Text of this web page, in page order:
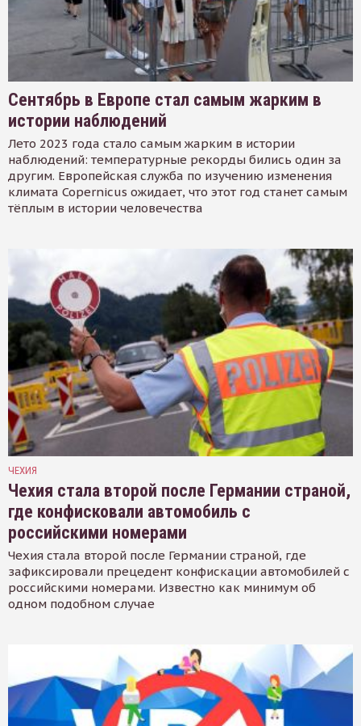
Сентябрь в Европе стал самым жарким в
истории наблюдений
Лето 2023 года стало самым жарким в истории
наблюдений: температурные рекорды бились один за
другим. Европейская служба по изучению изменения
климата Copernicus ожидает, что этот год станет самым
тёплым в истории человечества
ЧЕХИЯ
Чехия стала второй после Германии страной,
где конфисковали автомобиль с
российскими номерами
Чехия стала второй после Германии страной, где
зафиксировали прецедент конфискации автомобилей с
российскими номерами. Известно как минимум об
одном подобном случае